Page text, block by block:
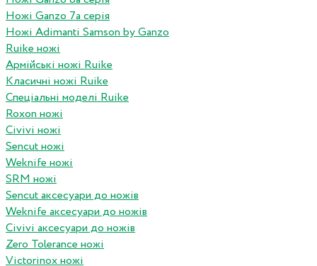
Ножі Ganzo 7а серія
Ножі Adimanti Samson by Ganzo
Ruike ножі
Армійські ножі Ruike
Класичні ножі Ruike
Спеціальні моделі Ruike
Roxon ножi
Civivi ножі
Sencut ножі
Weknife ножі
SRM ножі
Sencut аксесуари до ножів
Weknife аксесуари до ножів
Civivi аксесуари до ножів
Zero Tolerance ножі
Victorinox ножі